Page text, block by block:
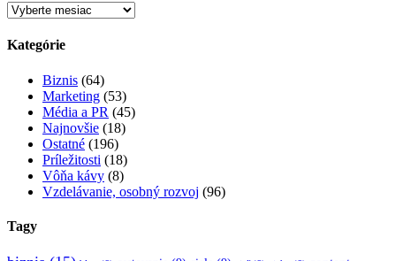
Archív
Kategórie
Biznis (64)
Marketing (53)
Média a PR (45)
Najnovšie (18)
Ostatné (196)
Príležitosti (18)
Vôňa kávy (8)
Vzdelávanie, osobný rozvoj (96)
Tagy